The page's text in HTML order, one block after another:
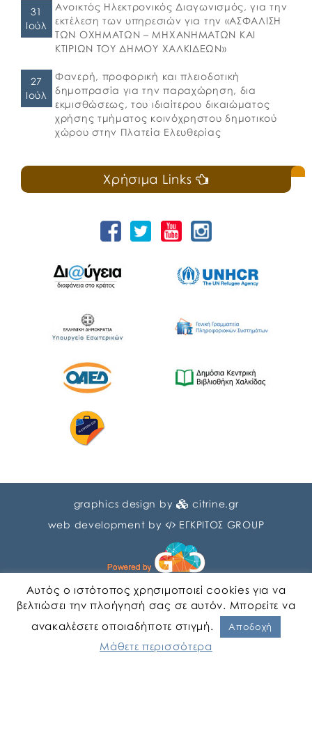
31
Ιούλ
Ανοικτός Ηλεκτρονικός Διαγωνισμός, για την
εκτέλεση των υπηρεσιών για την «ΑΣΦΑΛΙΣΗ
ΤΩΝ ΟΧΗΜΑΤΩΝ – ΜΗΧΑΝΗΜΑΤΩΝ ΚΑΙ
ΚΤΙΡΙΩΝ ΤΟΥ ΔΗΜΟΥ ΧΑΛΚΙΔΕΩΝ»
27
Ιούλ
Φανερή, προφορική και πλειοδοτική
δημοπρασία για την παραχώρηση, δια
εκμισθώσεως, του ιδιαίτερου δικαιώματος
χρήσης τμήματος κοινόχρηστου δημοτικού
χώρου στην Πλατεία Ελευθερίας
Χρήσιμα Links
graphics design by
citrine.gr
web development by
ΕΓΚΡΙΤΟΣ GROUP
Αυτός ο ιστότοπος χρησιμοποιεί cookies για να
βελτιώσει την πλοήγησή σας σε αυτόν. Μπορείτε να
ανακαλέσετε οποιαδήποτε στιγμή.
Αποδοχή
Μάθετε περισσότερα
Αγγλικα Ελληνικα